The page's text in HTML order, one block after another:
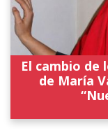
El cambio de
de María